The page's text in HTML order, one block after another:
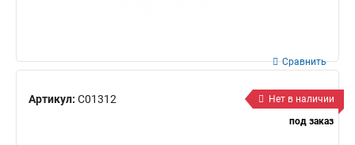
Артикул: С01312
Сравнить
Нет в наличии
под заказ